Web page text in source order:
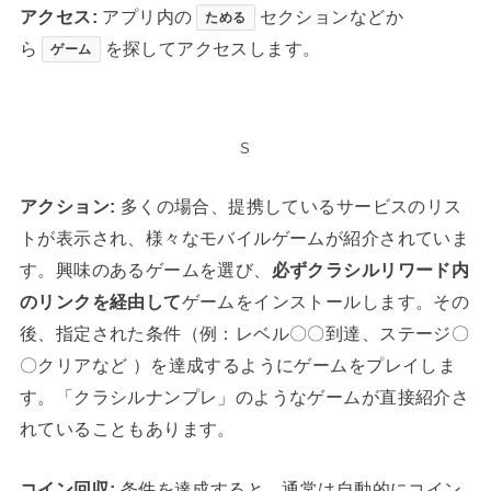
アクセス: アプリ内の ためる
セクションなどか
ら
ゲーム を探してアクセスします。
S
アクション: 多くの場合、提携しているサービスのリス
トが表示され、様々なモバイルゲームが紹介されていま
す。興味のあるゲームを選び、 必ずクラシルリワード内
のリンクを経由してゲームをインストールします。その
後、指定された条件（例：レベル〇〇到達、ステージ〇
〇クリアなど ）を達成するようにゲームをプレイしま
す。「クラシルナンプレ」のようなゲームが直接紹介さ
れていることもあります。